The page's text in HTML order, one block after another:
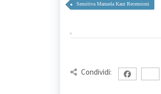
Sensitiva Manuela Kaur Recensioni
Condividi: